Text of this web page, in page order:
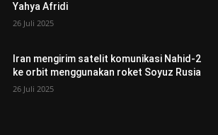
Yahya Afridi
26 Juli 2025
Iran mengirim satelit komunikasi Nahid-2
ke orbit menggunakan roket Soyuz Rusia
26 Juli 2025